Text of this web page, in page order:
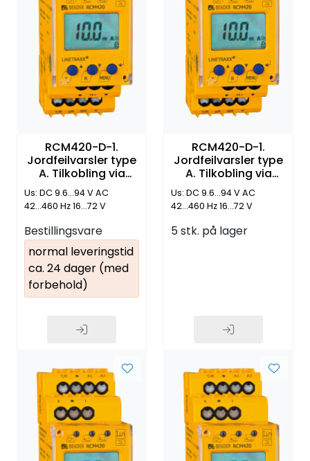
RCM420-D-1.
Jordfeilvarsler type
A. Tilkobling via
fjærklemmer
Us: DC 9.6...94 V AC
42...460 Hz 16...72 V
Bestillingsvare
normal leveringstid
ca. 24 dager (med
forbehold)
RCM420-D-1.
Jordfeilvarsler type
A. Tilkobling via
skruklemmer
Us: DC 9.6...94 V AC
42...460 Hz 16...72 V
5 stk. på lager